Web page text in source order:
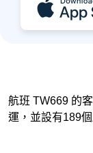
航班 TW669 的
運，並設有189個